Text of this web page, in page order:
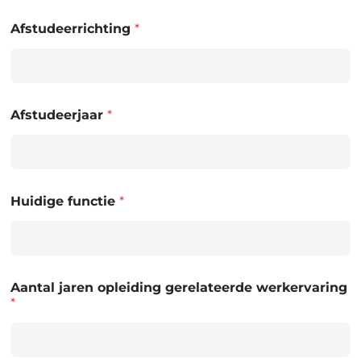
Afstudeerrichting *
Afstudeerjaar *
Huidige functie *
Aantal jaren opleiding gerelateerde werkervaring
*